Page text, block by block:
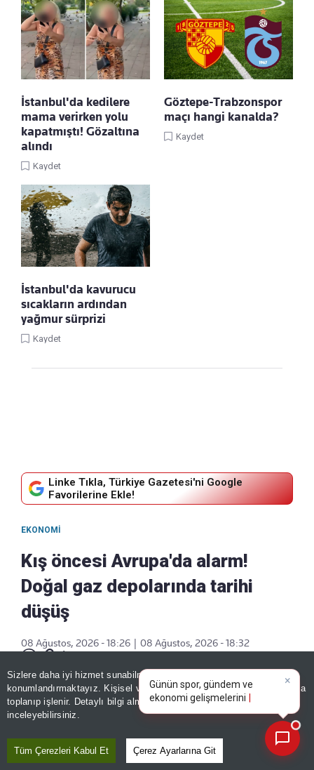
Sizlere daha iyi hizmet sunabilmek adına sitemizde
konumlandırmaktayız. Kişisel verileriniz, KVKK ve GDPR kapsamında
toplanıp işlenir. Detaylı bilgi almak içinAydınlatma Metnimizi
inceleyebilirsiniz.
Tüm Çerezleri Kabul Et Çerez Ayarlarına Git
İstanbul'da kedilere
mama verirken yolu
kapatmıştı! Gözaltına
alındı
Kaydet
Göztepe-Trabzonspor
maçı hangi kanalda?
Kaydet
İstanbul'da kavurucu
sıcakların ardından
yağmur sürprizi
Kaydet
Linke Tıkla, Türkiye Gazetesi'ni Google
Favorilerine Ekle!
EKONOMI
Kış öncesi Avrupa'da alarm!
Doğal gaz depolarında tarihi
düşüş
08 Ağustos, 2026 - 18:26
08 Ağustos, 2026 - 18:32
×
Günün spor, gündem ve
ekonomi gelişmelerini analiz
edin!